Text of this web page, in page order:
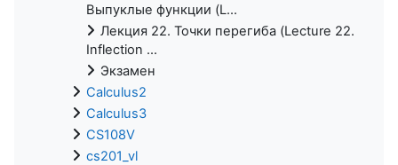
Выпуклые функции (L...
Лекция 22. Точки перегиба (Lecture 22.
Inflection ...
Экзамен
Calculus2
Calculus3
CS108V
cs201_vl